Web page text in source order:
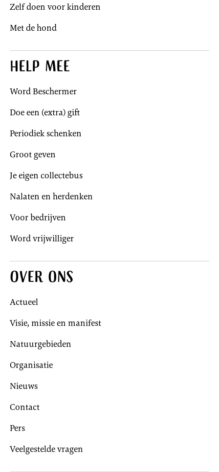
Zelf doen voor kinderen
Met de hond
Help mee
Word Beschermer
Doe een (extra) gift
Periodiek schenken
Groot geven
Je eigen collectebus
Nalaten en herdenken
Voor bedrijven
Word vrijwilliger
Over ons
Actueel
Visie, missie en manifest
Natuurgebieden
Organisatie
Nieuws
Contact
Pers
Veelgestelde vragen